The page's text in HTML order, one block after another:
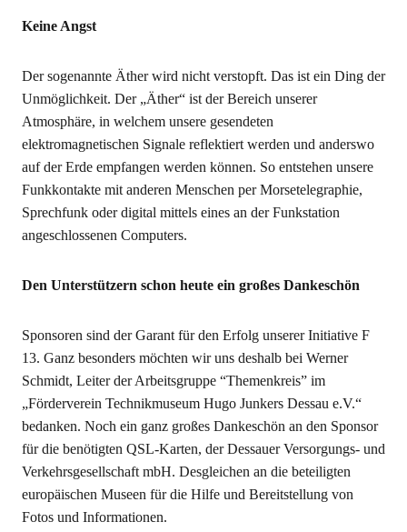
Keine Angst
Der sogenannte Äther wird nicht verstopft. Das ist ein Ding der
Unmöglichkeit. Der „Äther“ ist der Bereich unserer
Atmosphäre, in welchem unsere gesendeten
elektromagnetischen Signale reflektiert werden und anderswo
auf der Erde empfangen werden können. So entstehen unsere
Funkkontakte mit anderen Menschen per Morsetelegraphie,
Sprechfunk oder digital mittels eines an der Funkstation
angeschlossenen Computers.
Den Unterstützern schon heute ein großes Dankeschön
Sponsoren sind der Garant für den Erfolg unserer Initiative F
13. Ganz besonders möchten wir uns deshalb bei Werner
Schmidt, Leiter der Arbeitsgruppe “Themenkreis” im
„Förderverein Technikmuseum Hugo Junkers Dessau e.V.“
bedanken. Noch ein ganz großes Dankeschön an den Sponsor
für die benötigten QSL-Karten, der Dessauer Versorgungs- und
Verkehrsgesellschaft mbH. Desgleichen an die beteiligten
europäischen Museen für die Hilfe und Bereitstellung von
Fotos und Informationen.